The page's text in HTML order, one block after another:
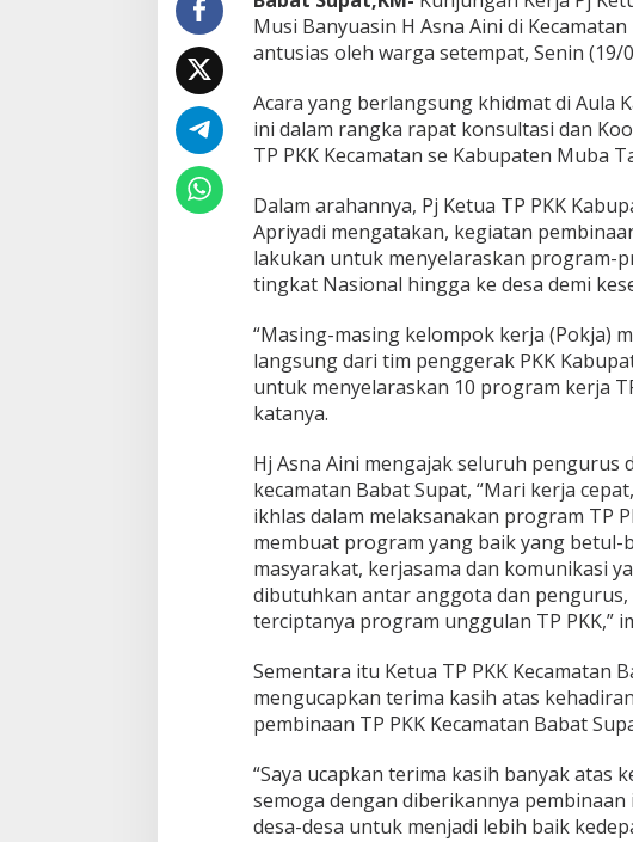
e
n
a
n
T
P
K
K
T
n
k
a
t
a
i
o
n
l
Musi Banyuasin H Asna Aini di
antusias oleh warga setempat, Senin (19/
Acara yang berlangsung khidmat di Aula
ini dalam rangka rapat konsultasi dan
TP PKK Kecamatan se Kabupaten Muba
Dalam arahannya, Pj Ketua TP PKK
Apriyadi mengatakan, kegiatan
lakukan untuk menyelaraskan program-
tingkat Nasional hingga ke desa demi
“Masing-masing kelompok kerja (Pokja)
langsung dari tim penggerak PKK
untuk menyelaraskan 10 program kerja
katanya.
Hj Asna Aini mengajak seluruh pengurus
kecamatan Babat Supat, “Mari kerja
ikhlas dalam melaksanakan program TP
membuat program yang baik yang betul-
masyarakat, kerjasama dan komunikasi
dibutuhkan antar anggota dan
terciptanya program unggulan TP PKK,”
Sementara itu Ketua TP PKK Kecamatan
mengucapkan terima kasih atas
pembinaan TP PKK Kecamatan Babat
“Saya ucapkan terima kasih banyak atas
semoga dengan diberikannya pembinaan
desa-desa untuk menjadi lebih baik